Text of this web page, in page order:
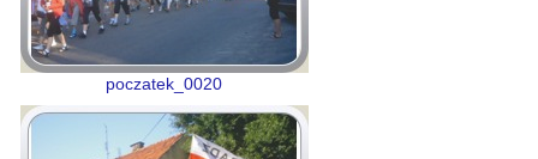
poczatek_0020